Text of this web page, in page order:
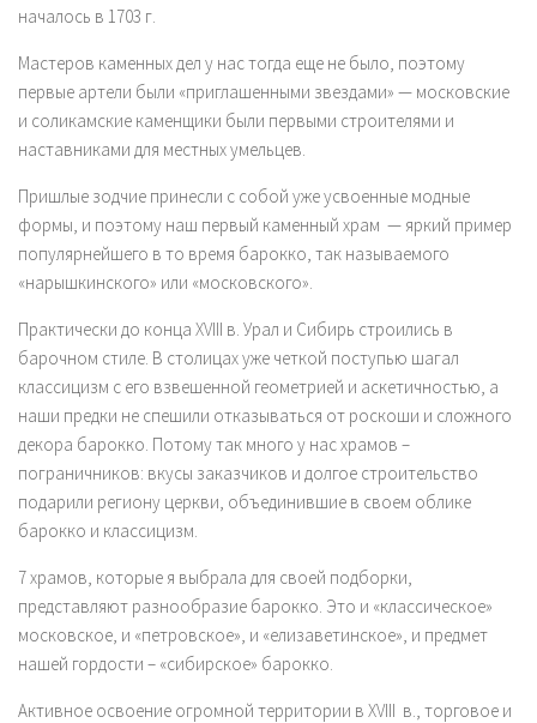
началось в 1703 г.
Мастеров каменных дел у нас тогда еще не было, поэтому
первые артели были «приглашенными звездами» — московские
и соликамские каменщики были первыми строителями и
наставниками для местных умельцев.
Пришлые зодчие принесли с собой уже усвоенные модные
формы, и поэтому наш первый каменный храм — яркий пример
популярнейшего в то время барокко, так называемого
«нарышкинского» или «московского».
Практически до конца XVIII в. Урал и Сибирь строились в
барочном стиле. В столицах уже четкой поступью шагал
классицизм с его взвешенной геометрией и аскетичностью, а
наши предки не спешили отказываться от роскоши и сложного
декора барокко. Потому так много у нас храмов –
пограничников: вкусы заказчиков и долгое строительство
подарили региону церкви, объединившие в своем облике
барокко и классицизм.
7 храмов, которые я выбрала для своей подборки,
представляют разнообразие барокко. Это и «классическое»
московское, и «петровское», и «елизаветинское», и предмет
нашей гордости – «сибирское» барокко.
Активное освоение огромной территории в XVIII в., торговое и